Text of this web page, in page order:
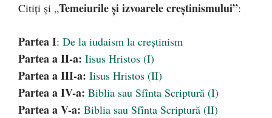
Citiți și „Temeiurile și izvoarele creștinismului”:
Partea I: De la iudaism la creștinism
Partea a II-a: Iisus Hristos (I)
Partea a III-a: Iisus Hristos (II)
Partea a IV-a: Biblia sau Sfînta Scriptură (I)
Partea a V-a: Biblia sau Sfînta Scriptură (II)